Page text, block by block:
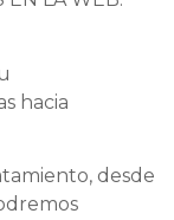
hacia
desde